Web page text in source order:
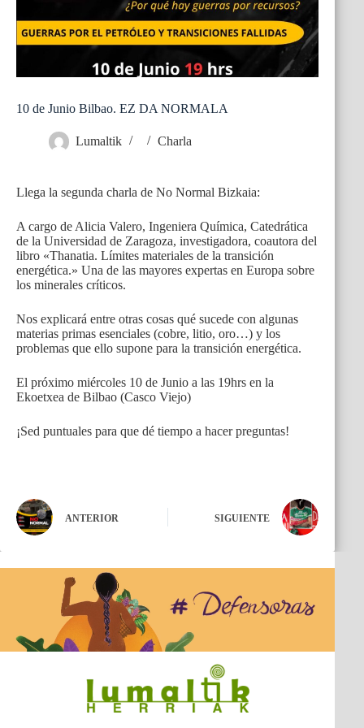
10 de Junio Bilbao. EZ DA NORMALA
Lumaltik Charla
Llega la segunda charla de No Normal Bizkaia:
A cargo de Alicia Valero, Ingeniera Química, Catedrática
de la Universidad de Zaragoza, investigadora, coautora del
libro «Thanatia. Límites materiales de la transición
energética.» Una de las mayores expertas en Europa sobre
los minerales críticos.
Nos explicará entre otras cosas qué sucede con algunas
materias primas esenciales (cobre, litio, oro…) y los
problemas que ello supone para la transición energética.
El próximo miércoles 10 de Junio a las 19hrs en la
Ekoetxea de Bilbao (Casco Viejo)
¡Sed puntuales para que dé tiempo a hacer preguntas!
ANTERIOR SIGUIENTE